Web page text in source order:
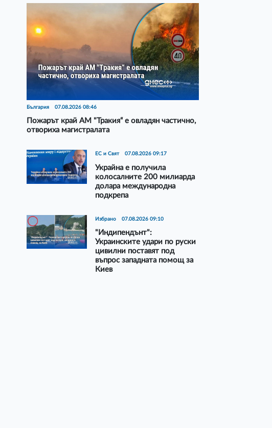
България 07.08.2026 08:46
Пожарът край АМ "Тракия“ е овладян частично,
отвориха магистралата
ЕС и Свят 07.08.2026 09:17
Украйна е получила
колосалните 200 милиарда
долара международна
подкрепа
Избрано 07.08.2026 09:10
"Индипендънт":
Украинските удари по руски
цивилни поставят под
въпрос западната помощ за
Киев